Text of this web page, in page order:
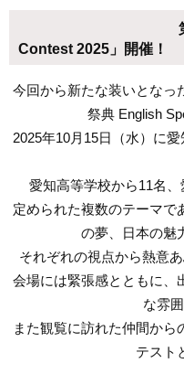
第22回「
Contest 2025」開催！
今回から新たな装いとなっ
祭典 English
2025年10月15日（水）に
愛知高等学校から11名、
定められた複数のテーマで
の夢、日本の魅
それぞれの視点から熱意
会場には緊張感とともに、
な雰
また観覧に訪れた仲間か
テスト